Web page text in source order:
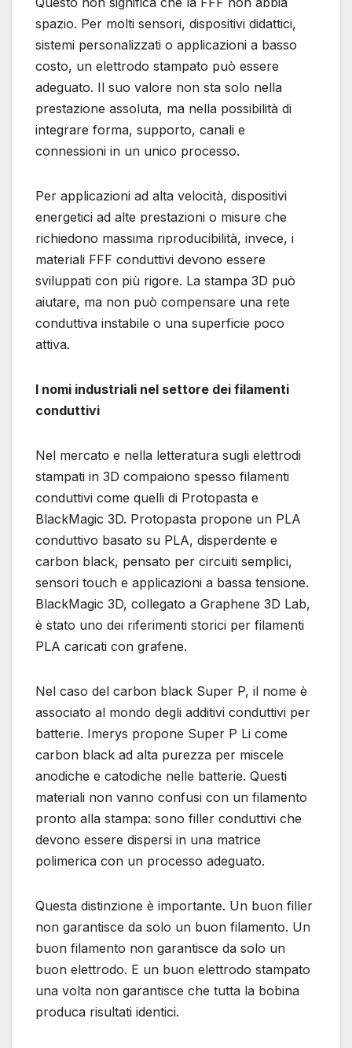
spazio. Per molti sensori, dispositivi didattici,
sistemi personalizzati o applicazioni a basso
costo, un elettrodo stampato può essere
adeguato. Il suo valore non sta solo nella
prestazione assoluta, ma nella possibilità di
integrare forma, supporto, canali e
connessioni in un unico processo.
Per applicazioni ad alta velocità, dispositivi
energetici ad alte prestazioni o misure che
richiedono massima riproducibilità, invece, i
materiali FFF conduttivi devono essere
sviluppati con più rigore. La stampa 3D può
aiutare, ma non può compensare una rete
conduttiva instabile o una superficie poco
attiva.
I nomi industriali nel settore dei filamenti
conduttivi
Nel mercato e nella letteratura sugli elettrodi
stampati in 3D compaiono spesso filamenti
conduttivi come quelli di Protopasta e
BlackMagic 3D. Protopasta propone un PLA
conduttivo basato su PLA, disperdente e
carbon black, pensato per circuiti semplici,
sensori touch e applicazioni a bassa tensione.
BlackMagic 3D, collegato a Graphene 3D Lab,
è stato uno dei riferimenti storici per filamenti
PLA caricati con grafene.
Nel caso del carbon black Super P, il nome è
associato al mondo degli additivi conduttivi per
batterie. Imerys propone Super P Li come
carbon black ad alta purezza per miscele
anodiche e catodiche nelle batterie. Questi
materiali non vanno confusi con un filamento
pronto alla stampa: sono filler conduttivi che
devono essere dispersi in una matrice
polimerica con un processo adeguato.
Questa distinzione è importante. Un buon filler
non garantisce da solo un buon filamento. Un
buon filamento non garantisce da solo un
buon elettrodo. E un buon elettrodo stampato
una volta non garantisce che tutta la bobina
produca risultati identici.